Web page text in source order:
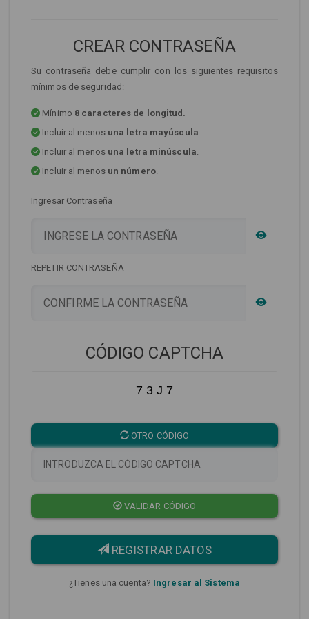
CREAR CONTRASEÑA
Su contraseña debe cumplir con los siguientes requisitos
mínimos de seguridad:
Mínimo 8 caracteres de longitud.
Incluir al menos una letra mayúscula.
Incluir al menos una letra minúscula.
Incluir al menos un número.
Ingresar Contraseña
REPETIR CONTRASEÑA
CÓDIGO CAPTCHA
7 3 J 7
OTRO CÓDIGO
VALIDAR CÓDIGO
REGISTRAR DATOS
¿Tienes una cuenta? Ingresar al Sistema